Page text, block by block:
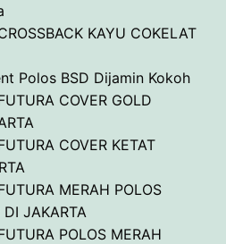
KAYU COKELAT
Polos BSD Dijamin Kokoh
COVER GOLD
COVER KETAT
MERAH POLOS
JAKARTA
POLOS MERAH